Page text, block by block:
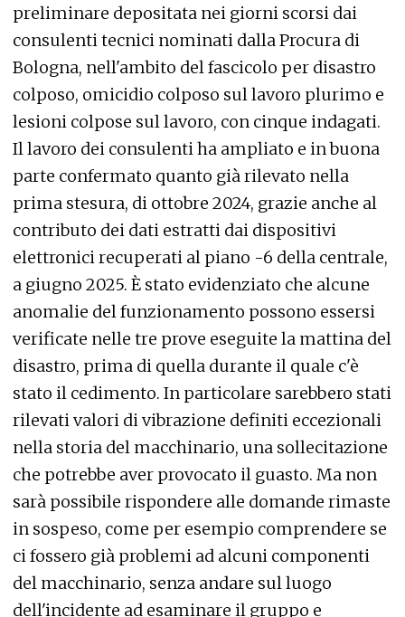
preliminare depositata nei giorni scorsi dai
consulenti tecnici nominati dalla Procura di
Bologna, nell'ambito del fascicolo per disastro
colposo, omicidio colposo sul lavoro plurimo e
lesioni colpose sul lavoro, con cinque indagati.
Il lavoro dei consulenti ha ampliato e in buona
parte confermato quanto già rilevato nella
prima stesura, di ottobre 2024, grazie anche al
contributo dei dati estratti dai dispositivi
elettronici recuperati al piano -6 della centrale,
a giugno 2025. È stato evidenziato che alcune
anomalie del funzionamento possono essersi
verificate nelle tre prove eseguite la mattina del
disastro, prima di quella durante il quale c'è
stato il cedimento. In particolare sarebbero stati
rilevati valori di vibrazione definiti eccezionali
nella storia del macchinario, una sollecitazione
che potrebbe aver provocato il guasto. Ma non
sarà possibile rispondere alle domande rimaste
in sospeso, come per esempio comprendere se
ci fossero già problemi ad alcuni componenti
del macchinario, senza andare sul luogo
dell'incidente ad esaminare il gruppo e